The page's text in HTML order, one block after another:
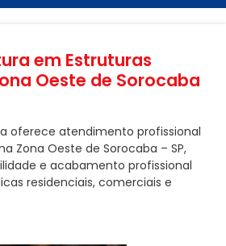
em Estruturas
Oeste de Sorocaba
oferece atendimento profissional
Zona Oeste de Sorocaba – SP,
e acabamento profissional
residenciais, comerciais e